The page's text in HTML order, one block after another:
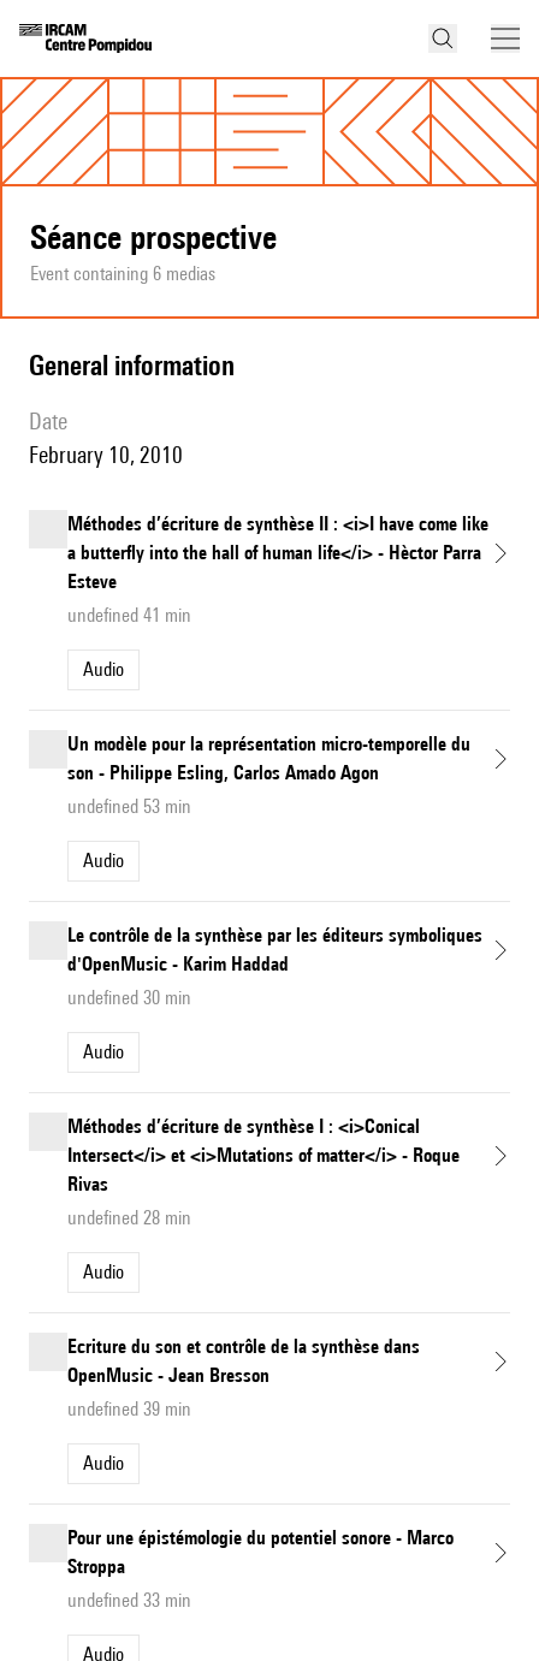
Séance prospective
Event containing 6 medias
general information
date
February 10, 2010
Méthodes d’écriture de synthèse II : <i>I have come like
a butterfly into the hall of human life</i> - Hèctor Parra
Esteve
undefined 41 min
Audio
Un modèle pour la représentation micro-temporelle du
son - Philippe Esling, Carlos Amado Agon
undefined 53 min
Audio
Le contrôle de la synthèse par les éditeurs symboliques
d'OpenMusic - Karim Haddad
undefined 30 min
Audio
Méthodes d’écriture de synthèse I : <i>Conical
Intersect</i> et <i>Mutations of matter</i> - Roque
Rivas
undefined 28 min
Audio
Ecriture du son et contrôle de la synthèse dans
OpenMusic - Jean Bresson
undefined 39 min
Audio
Pour une épistémologie du potentiel sonore - Marco
Stroppa
undefined 33 min
Audio